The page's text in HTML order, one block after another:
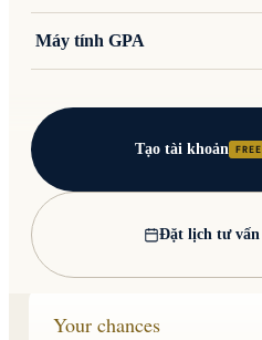
Máy tính GPA
Tạo tài khoản FREE
Đặt lịch tư vấn
Lead image: Wikimedia Commons
Your chances